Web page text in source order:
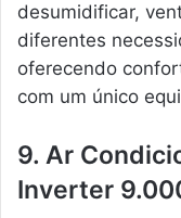
desumidificar,
diferentes
oferecendo
com um único
9. Ar
Inverter